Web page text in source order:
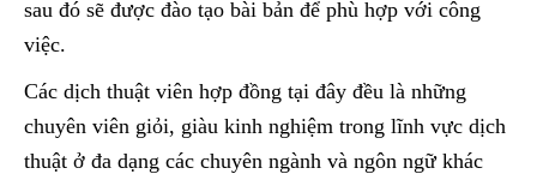
sau đó sẽ được đào tạo bài bản để phù hợp với công
việc.
Các dịch thuật viên hợp đồng tại đây đều là những
chuyên viên giỏi, giàu kinh nghiệm trong lĩnh vực dịch
thuật ở đa dạng các chuyên ngành và ngôn ngữ khác